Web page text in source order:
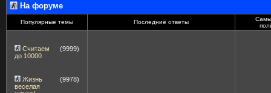
На форуме
Популярные темы Последние ответы
Считаем
до 10000
(9999)
Жизнь
веселая
(9978)